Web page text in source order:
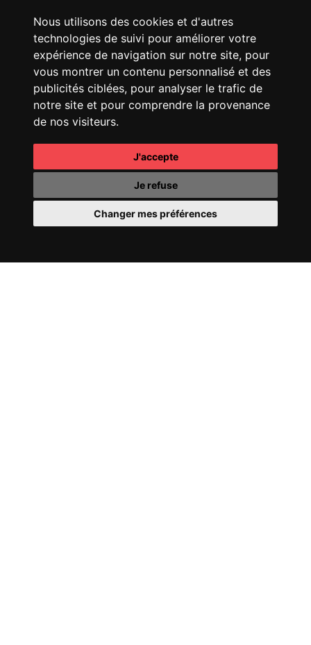
Nous utilisons des cookies et d'autres
technologies de suivi pour améliorer votre
expérience de navigation sur notre site, pour
vous montrer un contenu personnalisé et des
publicités ciblées, pour analyser le trafic de
notre site et pour comprendre la provenance
de nos visiteurs.
J'accepte
Je refuse
Changer mes préférences
JIMMY CHOO I WANT
CHOO FRAGRANCE
CACHAREL ELLA ELLA